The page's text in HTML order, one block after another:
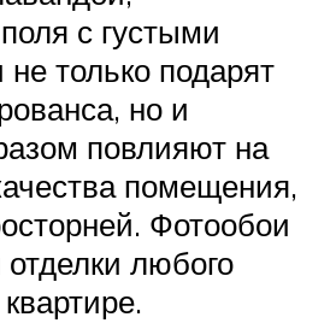
с густыми
не только подарят
но и
повлияют на
помещения,
Фотообои
любого